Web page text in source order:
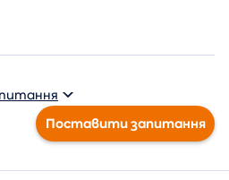
Поставити запитання